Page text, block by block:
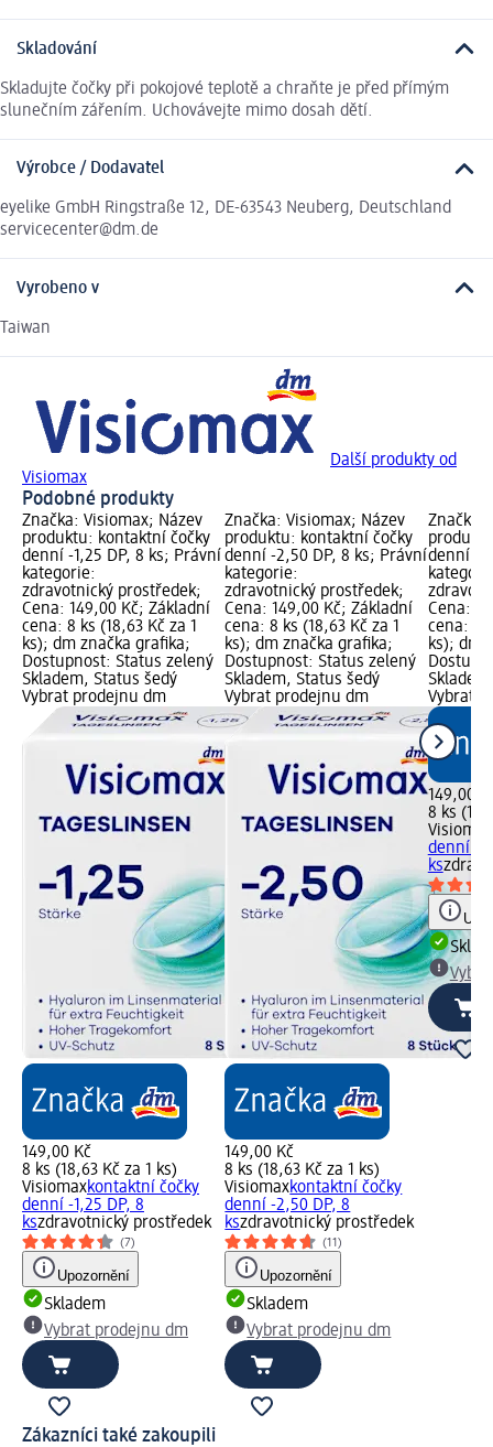
Skladování
Skladujte čočky při pokojové teplotě a chraňte je před přímým
slunečním zářením. Uchovávejte mimo dosah dětí.
Výrobce / Dodavatel
eyelike GmbH Ringstraße 12, DE-63543 Neuberg, Deutschland
servicecenter@dm.de
Vyrobeno v
Taiwan
Další produkty od
Visiomax
Podobné produkty
Značka: Visiomax; Název
produktu: kontaktní čočky
denní -1,25 DP, 8 ks; Právní
kategorie:
zdravotnický prostředek;
Cena: 149,00 Kč; Základní
cena: 8 ks (18,63 Kč za 1
ks); dm značka grafika;
Dostupnost: Status zelený
Skladem, Status šedý
Vybrat prodejnu dm
149,00 Kč
8 ks (18,63 Kč za 1 ks)
Visiomaxkontaktní čočky
denní -1,25 DP, 8
kszdravotnický prostředek
(7)
Upozornění
Skladem
Vybrat prodejnu dm
Značka: Visiomax; Název
produktu: kontaktní čočky
denní -2,50 DP, 8 ks; Právní
kategorie:
zdravotnický prostředek;
Cena: 149,00 Kč; Základní
cena: 8 ks (18,63 Kč za 1
ks); dm značka grafika;
Dostupnost: Status zelený
Skladem, Status šedý
Vybrat prodejnu dm
149,00 Kč
8 ks (18,63 Kč za 1 ks)
Visiomaxkontaktní čočky
denní -2,50 DP, 8
kszdravotnický prostředek
(11)
Upozornění
Skladem
Vybrat prodejnu dm
Značka:
denní -
Cena:
cena: 8
ks); dm
Vybrat
149,00
8 ks
Visiomax
denní -
ks
Zákazníci také zakoupili